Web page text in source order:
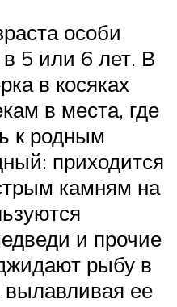
особи
5 или 6 лет. В
в косяках
в места, где
к родным
приходится
камням на
и прочие
рыбу в
ее